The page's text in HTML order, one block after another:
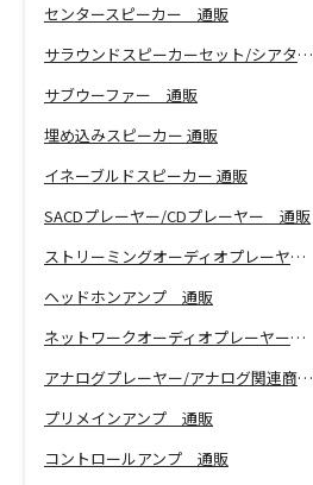
センタースピーカー 通販
サラウンドスピーカーセット/シアターバー 通販
サブウーファー 通販
埋め込みスピーカー 通販
イネーブルドスピーカー 通販
SACDプレーヤー/CDプレーヤー 通販
ストリーミングオーディオプレーヤー 通販
ヘッドホンアンプ 通販
ネットワークオーディオプレーヤー 通販
アナログプレーヤー/アナログ関連商品 通販
プリメインアンプ 通販
コントロールアンプ 通販